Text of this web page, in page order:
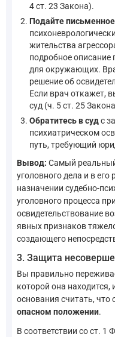
4 ст. 23 Закона).
Подайте
жительства
подробное описание
для окружающих.
решение об
Если врач откажет,
суд (ч. 5 ст. 25
Обратитесь в судс
психиатрическом
путь, требующий
Вывод: Самый
уголовного дела и в
назначении судебно-
уголовного процесса
освидетельствование
явных признаков
создающего
3. Защита
Вы правильно
которой она находится,
основания считать, что
опасном положении.
В соответствии со ст. 1